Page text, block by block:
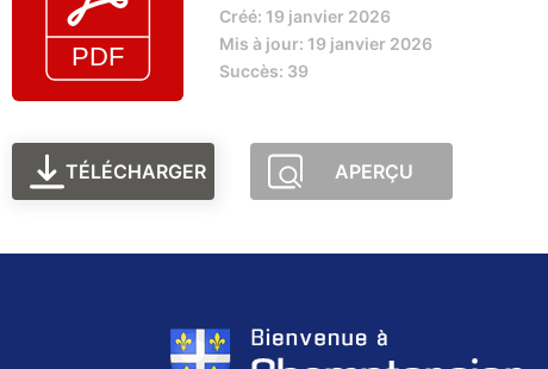
Créé: 19 janvier 2026
Mis à jour: 19 janvier 2026
Succès: 39
TÉLÉCHARGER APERÇU